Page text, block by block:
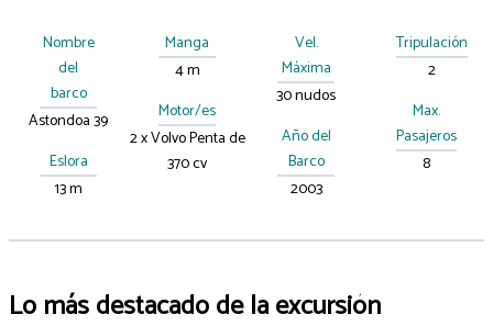
Nombre
del
barco
Astondoa 39
Eslora
13 m
Manga
4 m
Motor/es
2 x Volvo Penta de
370 cv
Vel.
Máxima
30 nudos
Año del
Barco
2003
Tripulación
2
Max.
Pasajeros
8
Lo más destacado de la excursión